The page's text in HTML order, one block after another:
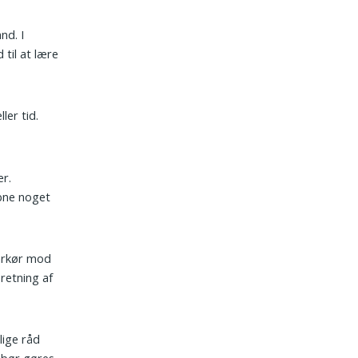
I
til at lære
tid.
noget
mod
af
råd